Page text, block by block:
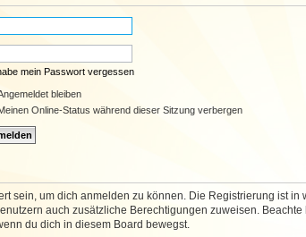
mein Passwort vergessen
bleiben
Online-Status während dieser Sitzung verbergen
sein, um dich anmelden zu können. Die Registrierung ist
auch zusätzliche Berechtigungen zuweisen.
du dich in diesem Board bewegst.